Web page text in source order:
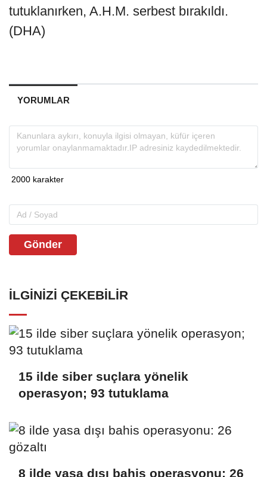
tutuklanırken, A.H.M. serbest bırakıldı.
(DHA)
YORUMLAR
Gönder
İLGINIZI ÇEKEBILIR
15 ilde siber suçlara yönelik
operasyon; 93 tutuklama
8 ilde yasa dışı bahis operasyonu: 26